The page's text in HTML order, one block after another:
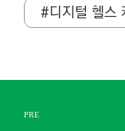
#디지털 헬스
PRE